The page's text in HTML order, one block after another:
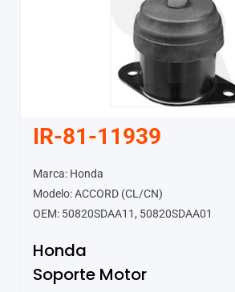
IR-81-11939
Marca: Honda
Modelo: ACCORD (CL/CN)
OEM: 50820SDAA11, 50820SDAA01
Honda
Soporte Motor